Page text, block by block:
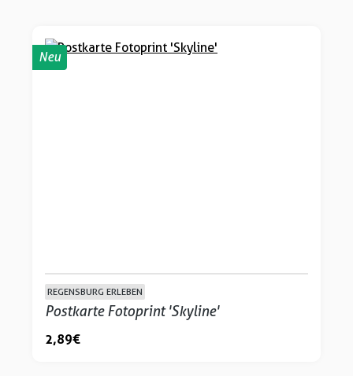
Neu
REGENSBURG ERLEBEN
Postkarte Fotoprint 'Skyline'
2,89 €